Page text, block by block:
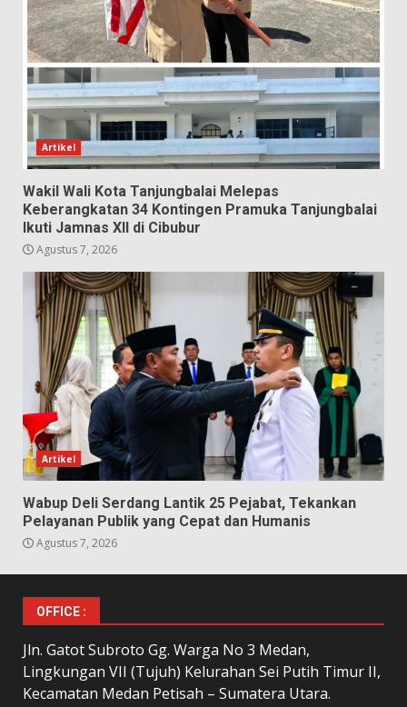
Artikel
Wakil Wali Kota Tanjungbalai Melepas
Keberangkatan 34 Kontingen Pramuka Tanjungbalai
Ikuti Jamnas XII di Cibubur
Agustus 7, 2026
Artikel
Wabup Deli Serdang Lantik 25 Pejabat, Tekankan
Pelayanan Publik yang Cepat dan Humanis
Agustus 7, 2026
OFFICE :
Jln. Gatot Subroto Gg. Warga No 3 Medan,
Lingkungan VII (Tujuh) Kelurahan Sei Putih Timur II,
Kecamatan Medan Petisah – Sumatera Utara.